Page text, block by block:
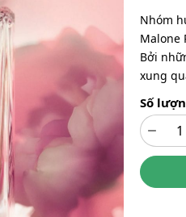
Nhóm
Malone
Bởi
xung
Số